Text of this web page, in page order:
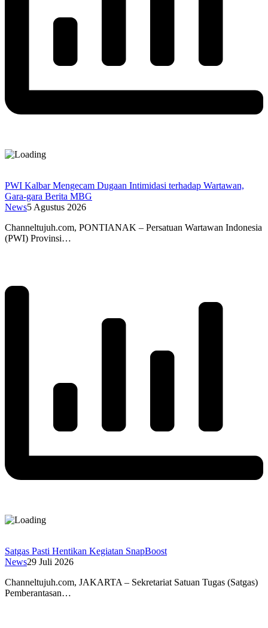
PWI Kalbar Mengecam Dugaan Intimidasi terhadap Wartawan,
Gara-gara Berita MBG
News5 Agustus 2026
Channeltujuh.com, PONTIANAK – Persatuan Wartawan Indonesia
(PWI) Provinsi…
Satgas Pasti Hentikan Kegiatan SnapBoost
News29 Juli 2026
Channeltujuh.com, JAKARTA – Sekretariat Satuan Tugas (Satgas)
Pemberantasan…